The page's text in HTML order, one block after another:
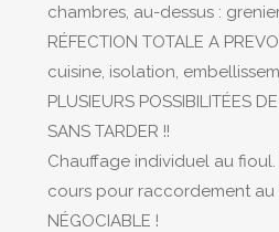
chambres, au-dessus :
RÉFECTION TOTALE A
cuisine, isolation,
PLUSIEURS POSSIBILITÉES
SANS TARDER !!
Chauffage individuel au
cours pour raccordement au
NÉGOCIABLE !